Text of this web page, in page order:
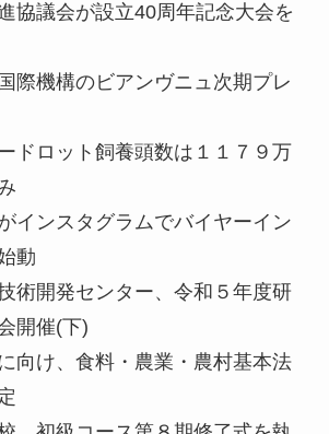
協議会が設立40周年記念大会を
際機構のビアンヴニュ次期プレ
ドロット飼養頭数は１１７９万
インスタグラムでバイヤーイン
動
術開発センター、令和５年度研
開催(下)
向け、食料・農業・農村基本法